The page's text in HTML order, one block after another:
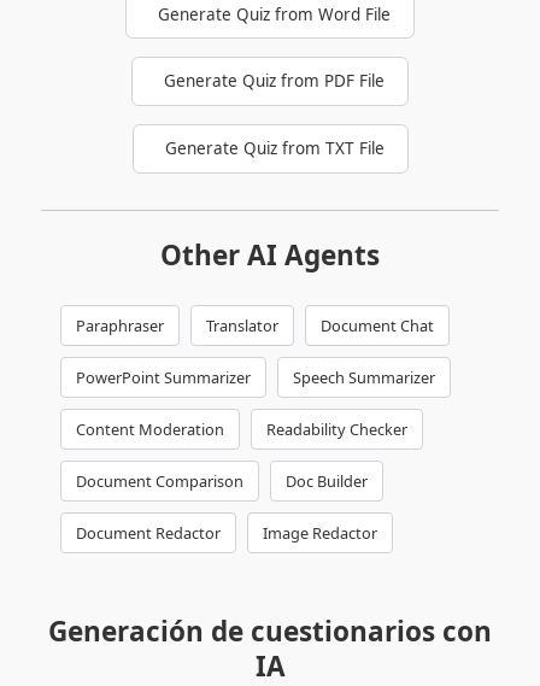
Generate Quiz from Word File
Generate Quiz from PDF File
Generate Quiz from TXT File
Other AI Agents
Paraphraser Translator Document Chat
PowerPoint Summarizer Speech Summarizer
Content Moderation Readability Checker
Document Comparison Doc Builder
Document Redactor Image Redactor
Generación de cuestionarios con
IA